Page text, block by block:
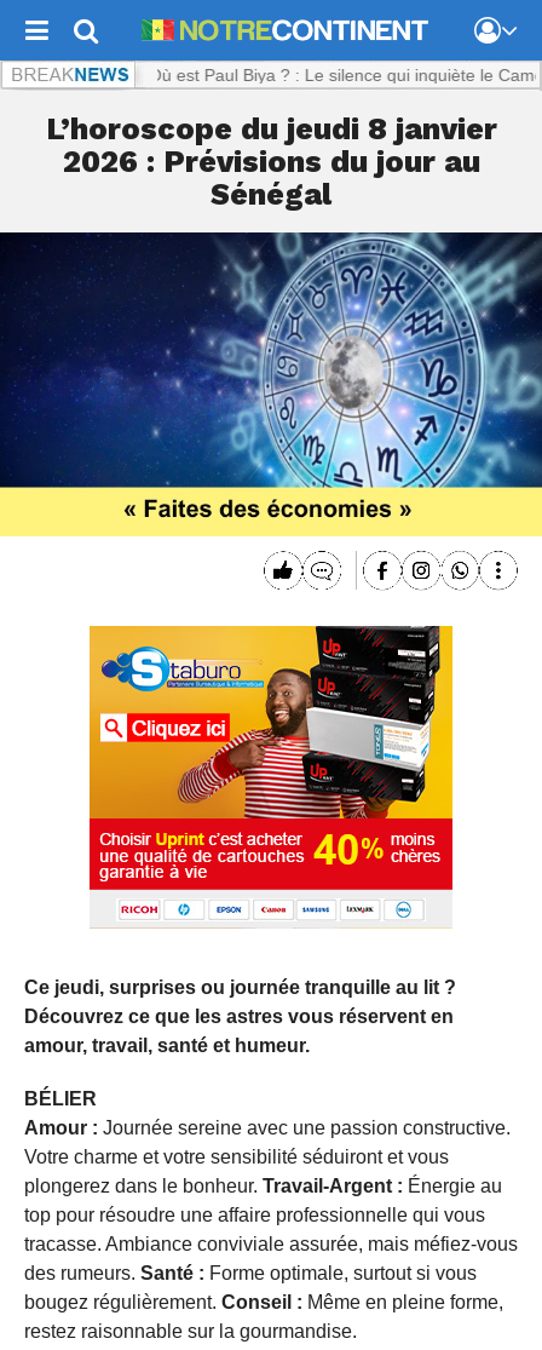
: Où est Paul Biya ? : Le silence qui inquiète le Cameroun
L’horoscope du jeudi 8 janvier
2026 : Prévisions du jour au
Sénégal
Ce jeudi, surprises ou journée tranquille au lit ?
Découvrez ce que les astres vous réservent en
amour, travail, santé et humeur.
BÉLIER
Amour : Journée sereine avec une passion constructive.
Votre charme et votre sensibilité séduiront et vous
plongerez dans le bonheur. Travail-Argent : Énergie au
top pour résoudre une affaire professionnelle qui vous
tracasse. Ambiance conviviale assurée, mais méfiez-vous
des rumeurs. Santé : Forme optimale, surtout si vous
bougez régulièrement. Conseil : Même en pleine forme,
restez raisonnable sur la gourmandise.